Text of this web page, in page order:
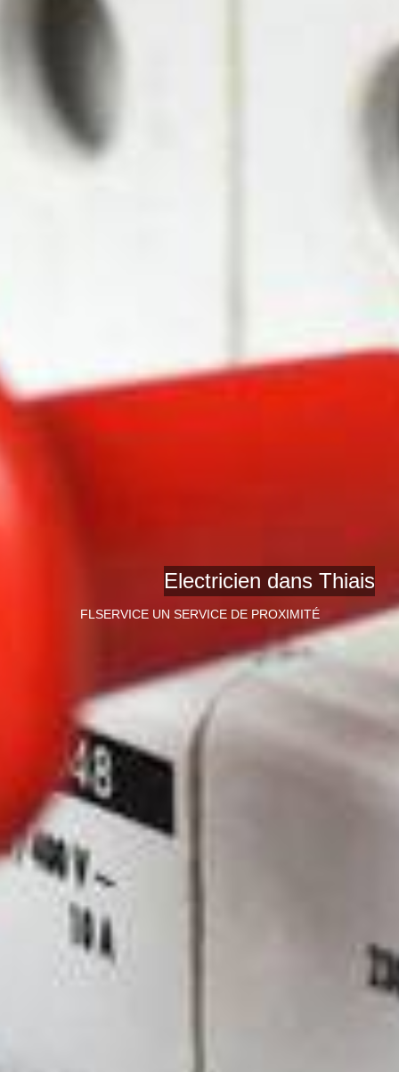
Electricien dans Thiais
FLSERVICE UN SERVICE DE PROXIMITÉ